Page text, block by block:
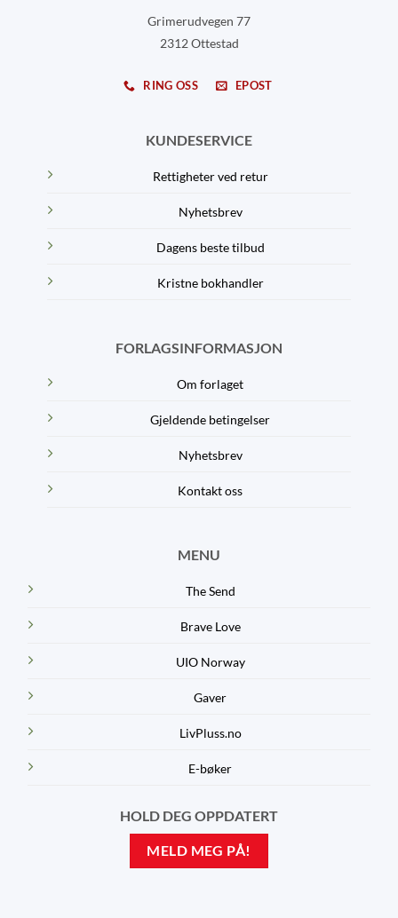
Grimerudvegen 77
2312 Ottestad
RING OSS EPOST
KUNDESERVICE
Rettigheter ved retur
Nyhetsbrev
Dagens beste tilbud
Kristne bokhandler
FORLAGSINFORMASJON
Om forlaget
Gjeldende betingelser
Nyhetsbrev
Kontakt oss
MENU
The Send
Brave Love
UIO Norway
Gaver
LivPluss.no
E-bøker
HOLD DEG OPPDATERT
MELD MEG PÅ!